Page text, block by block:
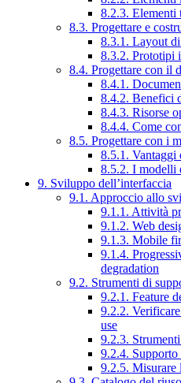
8.2.3. Elementi
8.3. Progettare e
8.3.1. Layout
8.3.2. Prototipi
8.4. Progettare con il
8.4.1.
8.4.2. Benefici
8.4.3. Risorse
8.4.4. Come
8.5. Progettare con i
8.5.1. Vantaggi
8.5.2. I modelli
9. Sviluppo dell’interfaccia
9.1. Approccio allo
9.1.1. Attività
9.1.2. Web
9.1.3. Mobile
9.1.4.
degradation
9.2. Strumenti di
9.2.1. Feature
9.2.2.
use
9.2.3.
9.2.4. Supporto
9.2.5. Misurare